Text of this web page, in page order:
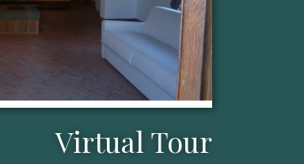
Virtual Tour